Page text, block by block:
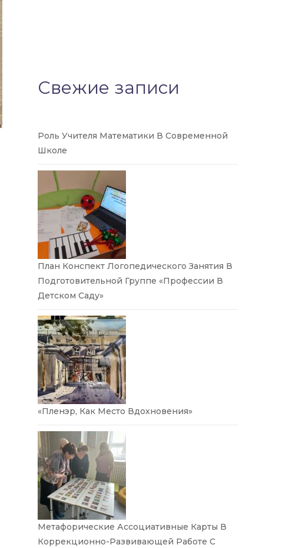
Свежие записи
Роль Учителя Математики В Современной
Школе
План Конспект Логопедического Занятия В
Подготовительной Группе «Профессии В
Детском Саду»
«Пленэр, Как Место Вдохновения»
Метафорические Ассоциативные Карты В
Коррекционно-Развивающей Работе С